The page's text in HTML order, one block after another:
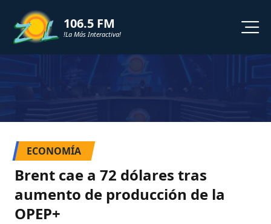
106.5 FM
!La Más Interactiva!
PODCAST
ECONOMÍA
Brent cae a 72 dólares tras
aumento de producción de la
OPEP+